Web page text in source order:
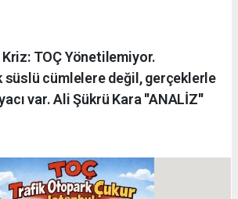
Kriz: TOÇ Yönetilemiyor.
süslü cümlelere değil, gerçeklerle
var. Ali Şükrü Kara ''ANALİZ''